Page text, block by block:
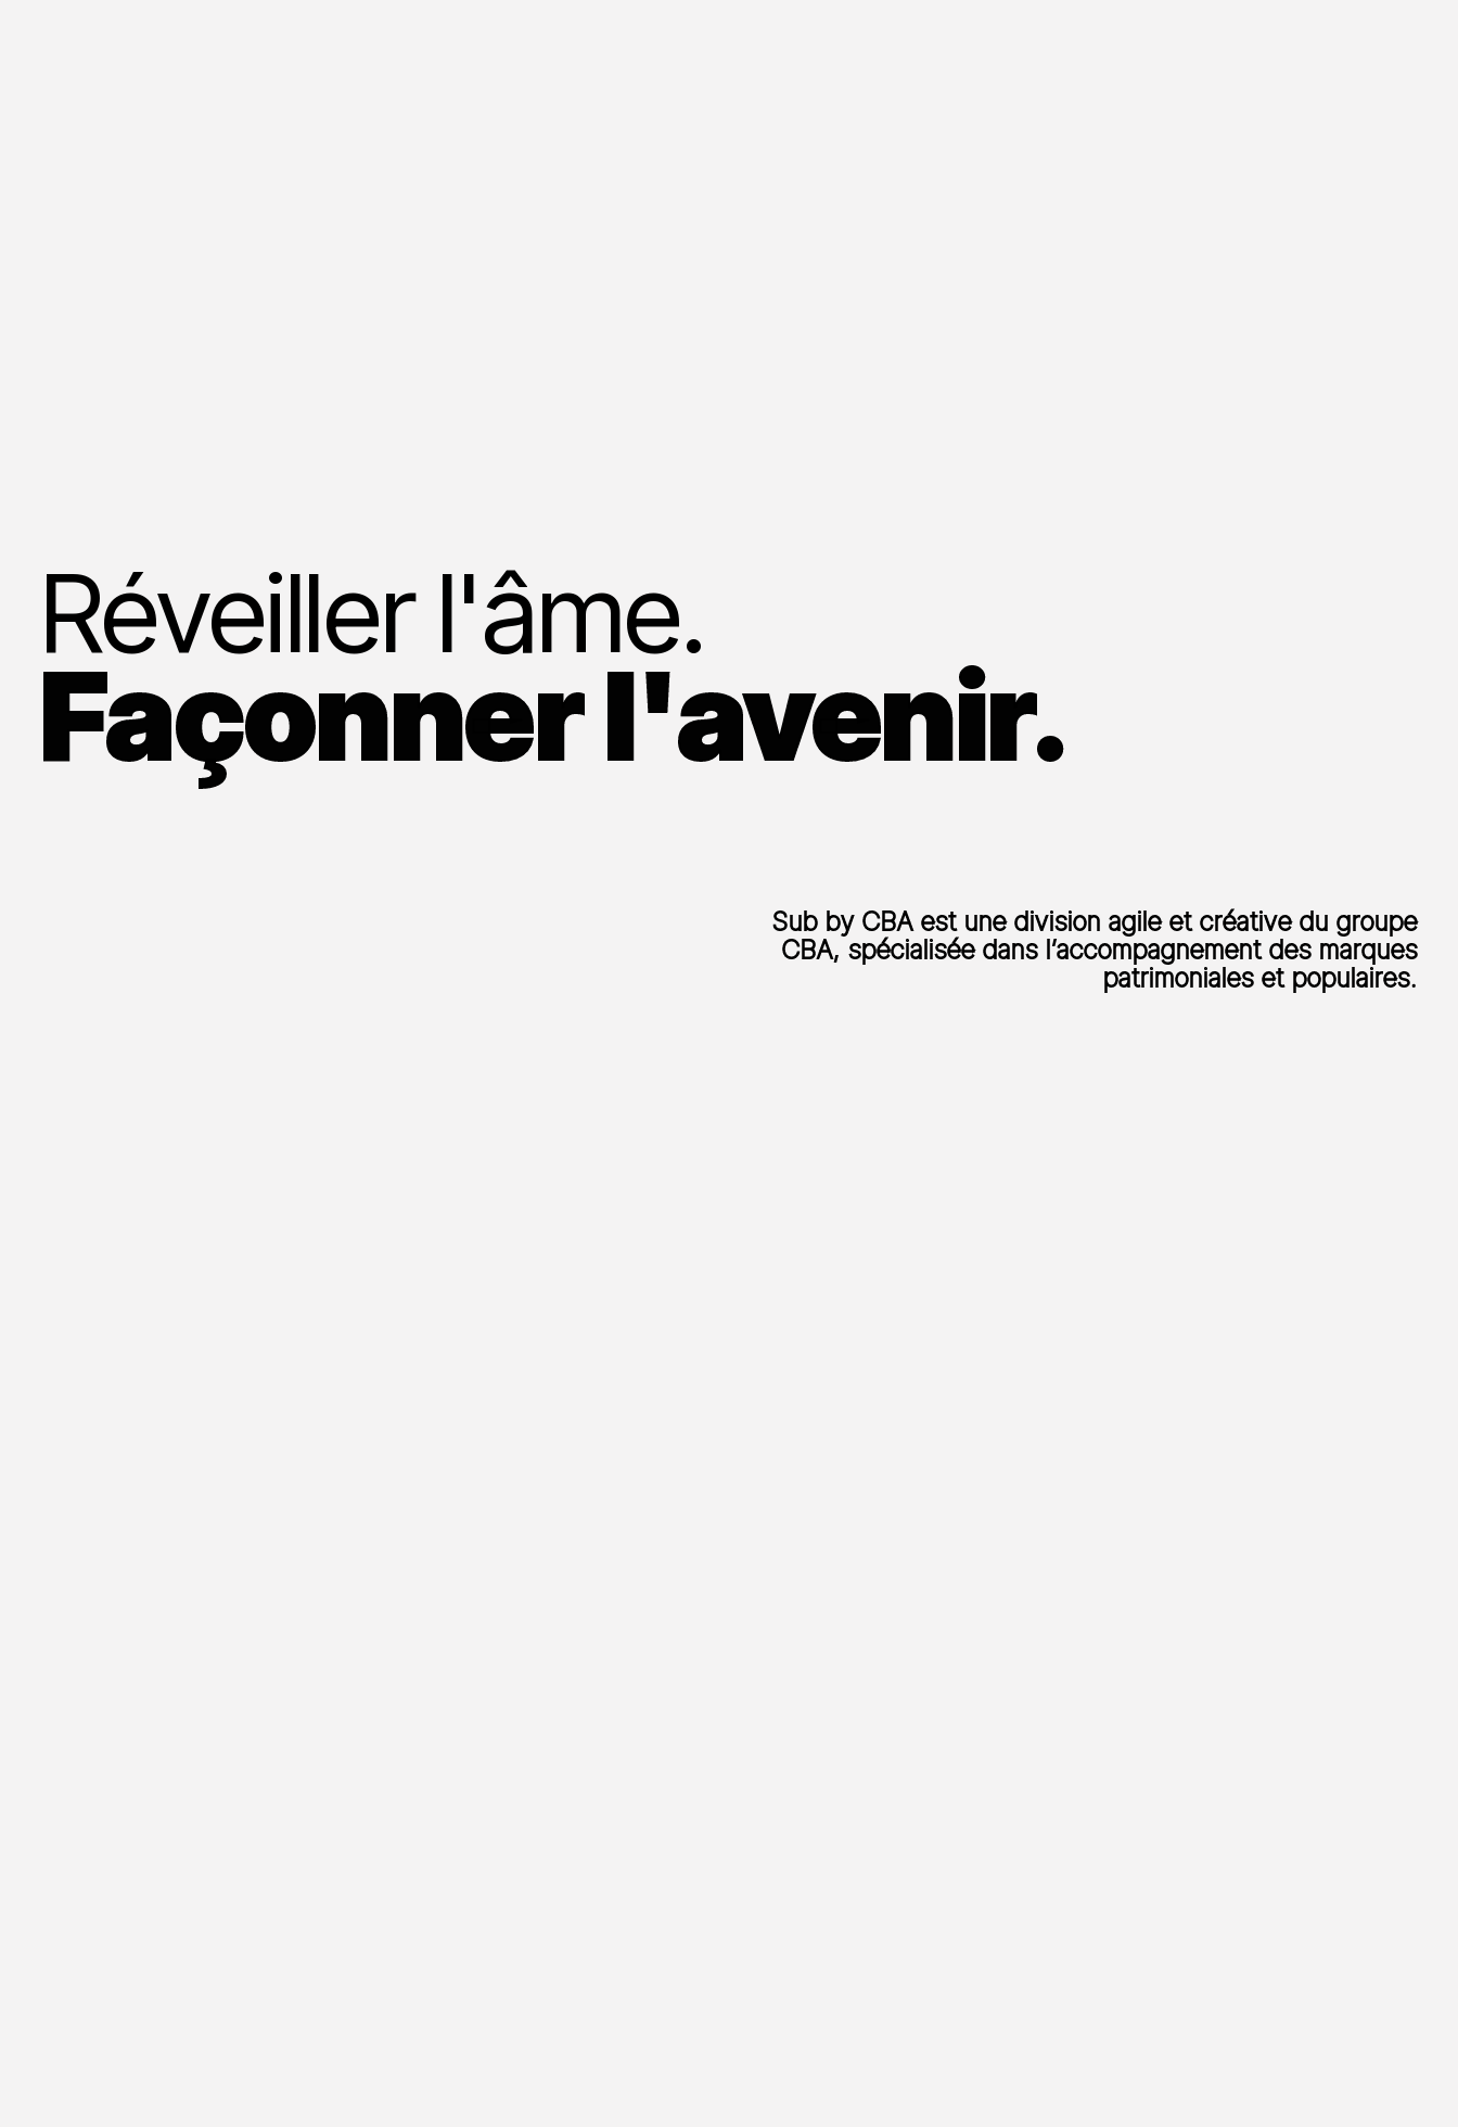
Réveiller l'âme.
Façonner l'avenir.
Sub by CBA est une division agile et créative du groupe
CBA, spécialisée dans l’accompagnement des marques
patrimoniales et populaires.